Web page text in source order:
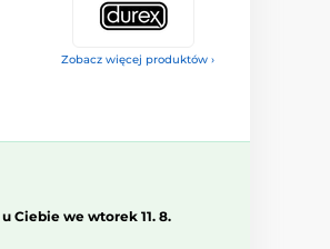
Zobacz więcej produktów ›
u Ciebie we wtorek 11. 8.